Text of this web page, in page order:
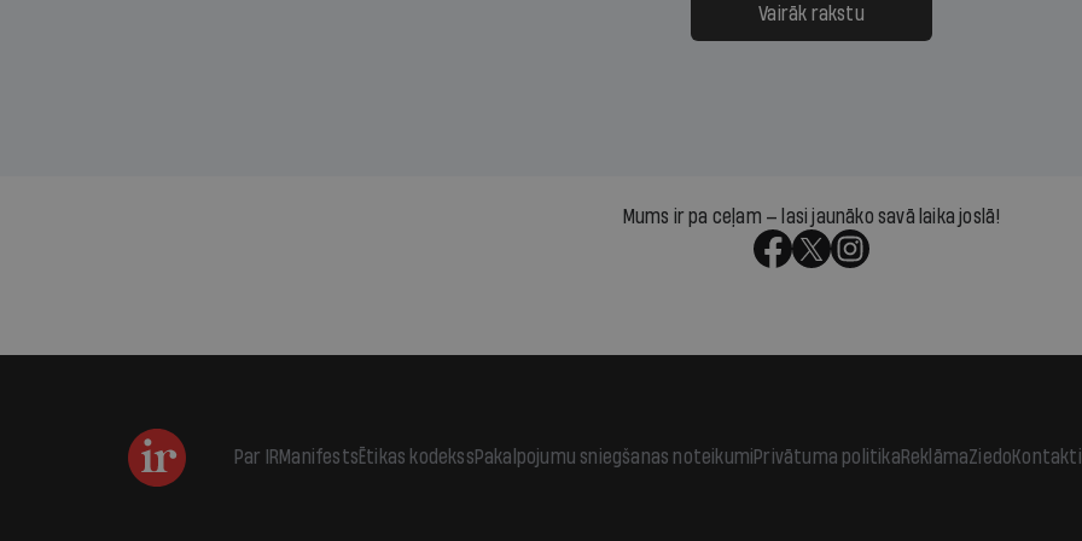
kas jāpārskaita jau trīs dienas
pirms nākamās sapulces
atbalsts un drosme
meteovērojumus arī tad,
Vairāk rakstu
Mums ir pa ceļam — lasi jaunāko savā laika joslā!
Par IRManifestsĒtikas kodekssPakalpojumu sniegšanas noteikumiPrivātuma politikaReklāmaZiedoKontakti